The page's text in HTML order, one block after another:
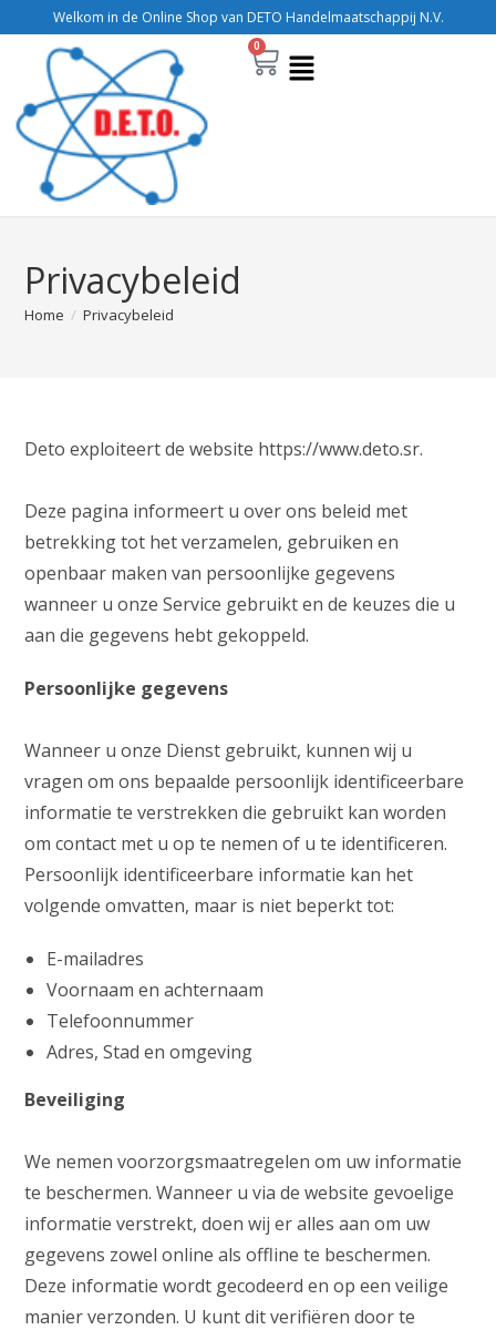
Welkom in de Online Shop van DETO Handelmaatschappij N.V.
0
Privacybeleid
Home / Privacybeleid
Deto exploiteert de website https://www.deto.sr.
Deze pagina informeert u over ons beleid met
betrekking tot het verzamelen, gebruiken en
openbaar maken van persoonlijke gegevens
wanneer u onze Service gebruikt en de keuzes die u
aan die gegevens hebt gekoppeld.
Persoonlijke gegevens
Wanneer u onze Dienst gebruikt, kunnen wij u
vragen om ons bepaalde persoonlijk identificeerbare
informatie te verstrekken die gebruikt kan worden
om contact met u op te nemen of u te identificeren.
Persoonlijk identificeerbare informatie kan het
volgende omvatten, maar is niet beperkt tot:
E-mailadres
Voornaam en achternaam
Telefoonnummer
Adres, Stad en omgeving
Beveiliging
We nemen voorzorgsmaatregelen om uw informatie
te beschermen. Wanneer u via de website gevoelige
informatie verstrekt, doen wij er alles aan om uw
gegevens zowel online als offline te beschermen.
Deze informatie wordt gecodeerd en op een veilige
manier verzonden. U kunt dit verifiëren door te